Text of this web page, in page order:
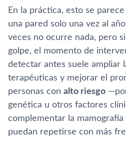
En la práctica, esto se
una pared solo una vez al
veces no ocurre nada, pero
golpe, el momento de
detectar antes suele ampliar
terapéuticas y mejorar el
personas con alto riesgo
genética u otros factores
complementar la
puedan repetirse con más